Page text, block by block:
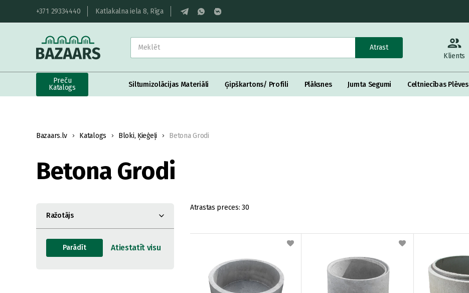
+371 29334440 Katlakalna iela 8, Rīga
Atrast
Klients
Preču
Katalogs
Siltumizolācijas Materiāli Ģipškartons/ Profili Plāksnes Jumta Segumi Celtniecības Plēves
Bazaars.lv Katalogs Bloki, Ķieģeļi Betona Grodi
Betona Grodi
Ražotājs
Atrastas preces: 30